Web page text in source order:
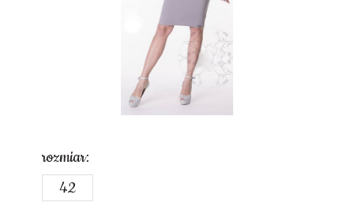
rozmiar:
42